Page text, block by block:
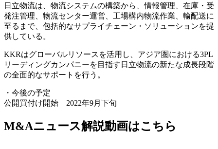
日立物流は、物流システムの構築から、情報管理、在庫・受
発注管理、物流センター運営、工場構内物流作業、輸配送に
至るまで、包括的なサプライチェーン・ソリューションを提
供している。
KKRはグローバルリソースを活用し、アジア圏における3PL
リーディングカンパニーを目指す日立物流の新たな成長段階
の全面的なサポートを行う。
・今後の予定
公開買付け開始 2022年9月下旬
M&Aニュース解説動画はこちら